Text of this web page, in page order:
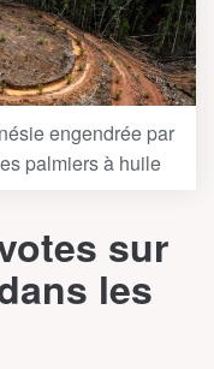
engendrée par
palmiers à huile
sur
les